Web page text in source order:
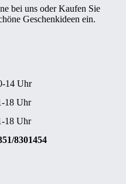
bei uns oder Kaufen Sie
Geschenkideen ein.
14 Uhr
18 Uhr
18 Uhr
8301454